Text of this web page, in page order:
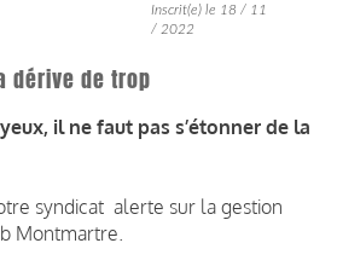
Inscrit(e) le 18 / 11
/ 2022
dérive de trop
il ne faut pas s’étonner de la
syndicat alerte sur la gestion
Montmartre.